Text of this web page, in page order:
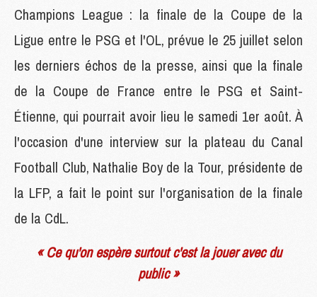
Champions League : la finale de la Coupe de la
Ligue entre le PSG et l'OL, prévue le 25 juillet selon
les derniers échos de la presse, ainsi que la finale
de la Coupe de France entre le PSG et Saint-
Étienne, qui pourrait avoir lieu le samedi 1er août. À
l'occasion d'une interview sur la plateau du Canal
Football Club, Nathalie Boy de la Tour, présidente de
la LFP, a fait le point sur l'organisation de la finale
de la CdL.
« Ce qu'on espère surtout c'est la jouer avec du
public »